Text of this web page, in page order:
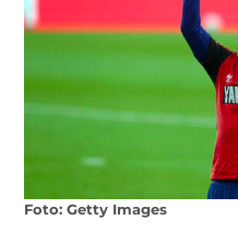
Foto: Getty Images